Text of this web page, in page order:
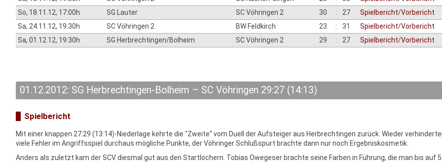
So, 18.11.12, 17:00h
SG Lauter SC Vöhringen 2 30 : 27 Spielbericht/Vorbericht
Sa, 24.11.12, 19:30h
SC Vöhringen 2 BW Feldkirch 23 : 31 Spielbericht/Vorbericht
Sa, 01.12.12, 19:30h
SG Herbrechtingen/Bolheim SC Vöhringen 2 29 : 27 Spielbericht/Vorbericht
01.12.2012: SG Herbrechtingen-Bolheim – SC Vöhringen 29:27 (14:13)
Spielbericht
Mit einer knappen 27:29 (13:14)-Niederlage kehrte die "Zweite" vom Duell der Aufsteiger aus Herbrechtingen zurück. Wieder
viele Fehler im Angriffsspiel durchaus mögliche Punkte, der Vöhringer Schlußspurt brachte dann nur noch Ergebniskosmetik.
Anders als zuletzt kam der SCV diesmal gut aus den Startlöchern. Tobias Owegeser brachte seine Farben in Führung, die man bis auf